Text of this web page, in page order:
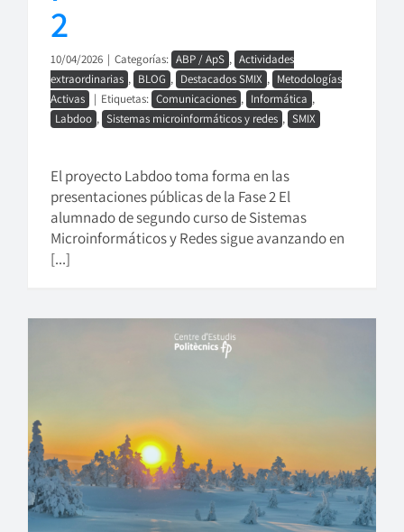
2
10/04/2026 | Categorías: ABP / ApS , Actividades
extraordinarias , BLOG , Destacados SMIX , Metodologías
Activas
| Etiquetas: Comunicaciones , Informática ,
Labdoo , Sistemas microinformáticos y redes , SMIX
El proyecto Labdoo toma forma en las
presentaciones públicas de la Fase 2 El
alumnado de segundo curso de Sistemas
Microinformáticos y Redes sigue avanzando en
[...]